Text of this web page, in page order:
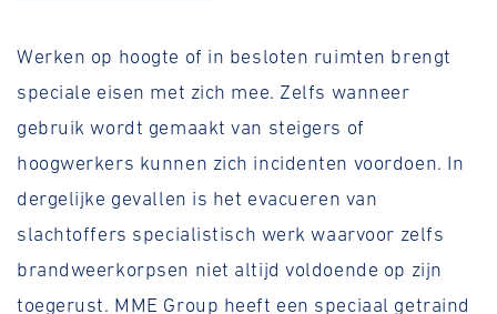
Werken op hoogte of in besloten ruimten brengt
speciale eisen met zich mee. Zelfs wanneer
gebruik wordt gemaakt van steigers of
hoogwerkers kunnen zich incidenten voordoen. In
dergelijke gevallen is het evacueren van
slachtoffers specialistisch werk waarvoor zelfs
brandweerkorpsen niet altijd voldoende op zijn
toegerust. MME Group heeft een speciaal getraind